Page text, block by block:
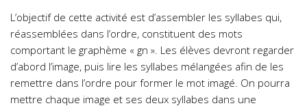
L’objectif de cette activité est d’assembler les syllabes qui,
réassemblées dans l’ordre, constituent des mots
comportant le graphème « gn ». Les élèves devront regarder
d’abord l’image, puis lire les syllabes mélangées afin de les
remettre dans l’ordre pour former le mot imagé. On pourra
mettre chaque image et ses deux syllabes dans une